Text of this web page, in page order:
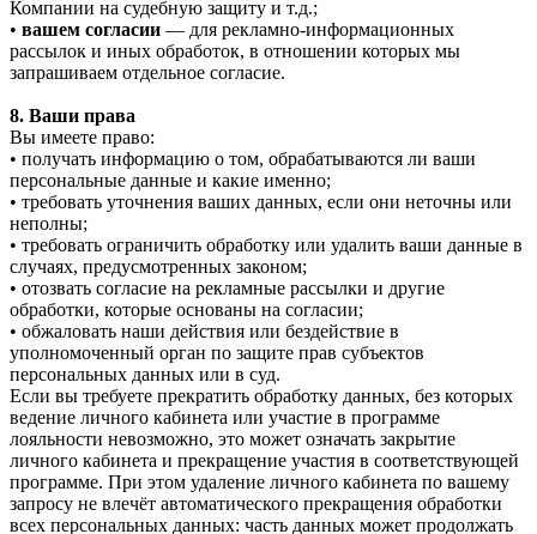
Компании на судебную защиту и т.д.;
• вашем согласии — для рекламно-информационных
рассылок и иных обработок, в отношении которых мы
запрашиваем отдельное согласие.
8. Ваши права
Вы имеете право:
• получать информацию о том, обрабатываются ли ваши
персональные данные и какие именно;
• требовать уточнения ваших данных, если они неточны или
неполны;
• требовать ограничить обработку или удалить ваши данные в
случаях, предусмотренных законом;
• отозвать согласие на рекламные рассылки и другие
обработки, которые основаны на согласии;
• обжаловать наши действия или бездействие в
уполномоченный орган по защите прав субъектов
персональных данных или в суд.
Если вы требуете прекратить обработку данных, без которых
ведение личного кабинета или участие в программе
лояльности невозможно, это может означать закрытие
личного кабинета и прекращение участия в соответствующей
программе. При этом удаление личного кабинета по вашему
запросу не влечёт автоматического прекращения обработки
всех персональных данных: часть данных может продолжать